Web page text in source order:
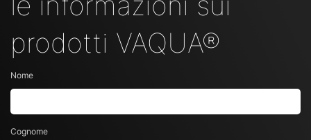
prodotti VAQUA®
Nome
Cognome